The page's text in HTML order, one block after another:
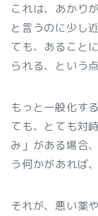
これは、あかり
と言うのに少し
ても、あること
られる、という
もっと一般化す
ても、とても対
み」がある場合
う何かがあれば
それが、悪い薬